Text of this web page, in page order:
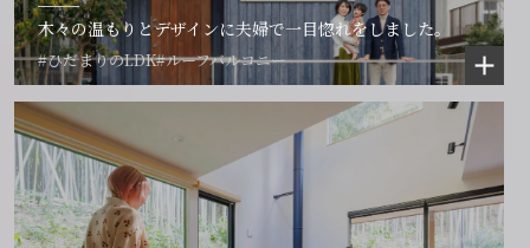
木々の温もりとデザインに夫婦で一目惚れをしました。
#ひだまりのLDK#ルーフバルコニー